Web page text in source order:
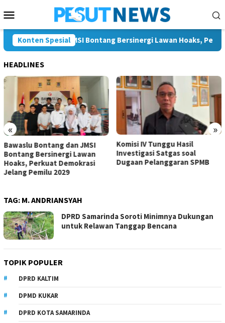
ke
Mobile
Konten Spesial
Bontang dan JMSI Bontang Bersinergi Lawan Hoaks, Perkuat
HEADLINES
« »
Komisi IV Tunggu Hasil
Investigasi Satgas soal
Dugaan Pelanggaran SPMB
Komisi I Dorong Pemkot
Kurangi Belanja ASN demi
Perluas Ruang
TAG: M. ANDRIANSYAH
DPRD Samarinda Soroti Minimnya Dukungan
untuk Relawan Tanggap Bencana
TOPIK POPULER
DPRD KALTIM
DPMD KUKAR
DPRD KOTA SAMARINDA